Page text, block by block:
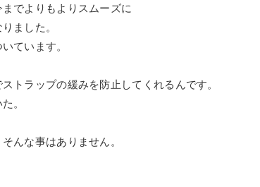
でよりもよりスムーズに
ました。
ています。
トラップの緩みを防止してくれるんです。
。
んな事はありません。